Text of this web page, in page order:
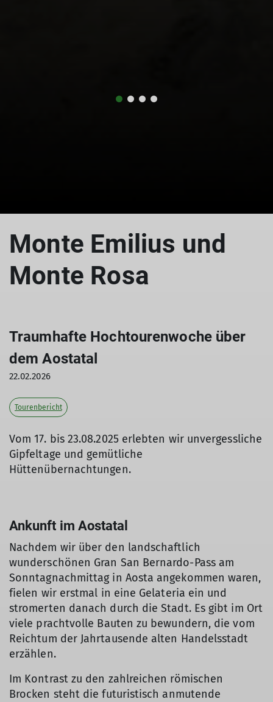
Monte Emilius und
Monte Rosa
Traumhafte Hochtourenwoche über
dem Aostatal
22.02.2026
Tourenbericht
Vom 17. bis 23.08.2025 erlebten wir unvergessliche
Gipfeltage und gemütliche
Hüttenübernachtungen.
Ankunft im Aostatal
Nachdem wir über den landschaftlich
wunderschönen Gran San Bernardo-Pass am
Sonntagnachmittag in Aosta angekommen waren,
fielen wir erstmal in eine Gelateria ein und
stromerten danach durch die Stadt. Es gibt im Ort
viele prachtvolle Bauten zu bewundern, die vom
Reichtum der Jahrtausende alten Handelsstadt
erzählen.
Im Kontrast zu den zahlreichen römischen
Brocken steht die futuristisch anmutende